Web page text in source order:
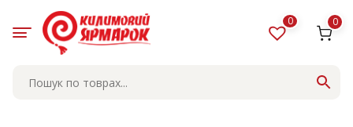
content
0 0